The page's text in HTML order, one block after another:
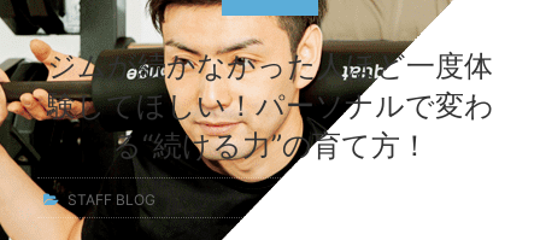
ジムが続かなかった人ほど一度体
験してほしい！パーソナルで変わ
る“続ける力”の育て方！
STAFF BLOG